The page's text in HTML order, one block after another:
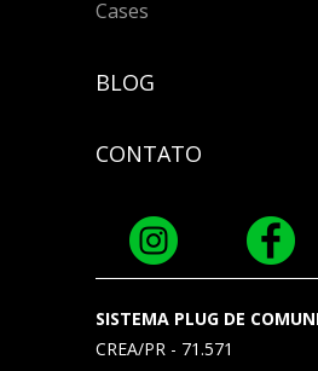
Cases
BLOG
CONTATO
SISTEMA PLUG DE
CREA/PR - 71.571